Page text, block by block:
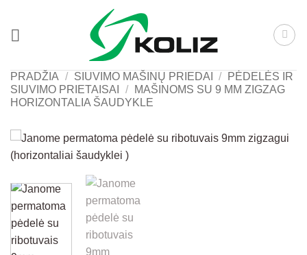
content
PRADŽIA / SIUVIMO MAŠINŲ PRIEDAI /
PĖDELĖS IR
SIUVIMO PRIETAISAI
/
MAŠINOMS SU 9 MM ZIGZAG
HORIZONTALIA ŠAUDYKLE